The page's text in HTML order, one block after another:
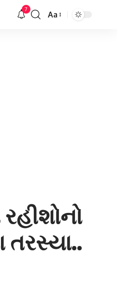
7
Font
Aa
તરસ્યા..